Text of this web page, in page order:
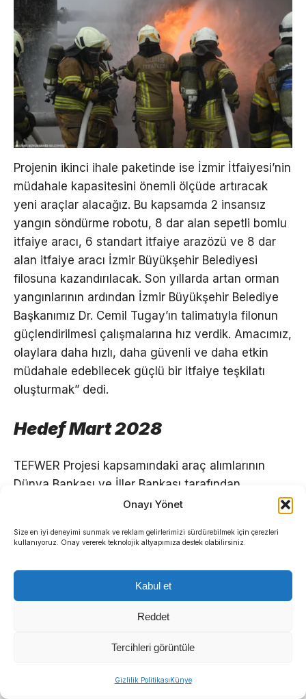
Onayı Yönet
Size en iyi deneyimi sunmak ve reklam gelirlerimizi sürdürebilmek için çerezleri
kullanıyoruz. Onay vererek teknolojik altyapımıza destek olabilirsiniz.
Kabul et
Reddet
Tercihleri görüntüle
Gizlilik PolitikasıKünye
Projenin ikinci ihale paketinde ise İzmir İtfaiyesi’nin
müdahale kapasitesini önemli ölçüde artıracak
yeni araçlar alacağız. Bu kapsamda 2 insansız
yangın söndürme robotu, 8 dar alan sepetli bomlu
itfaiye aracı, 6 standart itfaiye arazözü ve 8 dar
alan itfaiye aracı İzmir Büyükşehir Belediyesi
filosuna kazandırılacak. Son yıllarda artan orman
yangınlarının ardından İzmir Büyükşehir Belediye
Başkanımız Dr. Cemil Tugay’ın talimatıyla filonun
güçlendirilmesi çalışmalarına hız verdik. Amacımız,
olaylara daha hızlı, daha güvenli ve daha etkin
müdahale edebilecek güçlü bir itfaiye teşkilatı
oluşturmak” dedi.
Hedef Mart 2028
TEFWER Projesi kapsamındaki araç alımlarının
Dünya Bankası ve İller Bankası tarafından
belirlenen takvim doğrultusunda Mart 2028’e